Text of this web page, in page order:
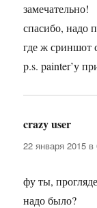
замечательно!
спасибо, надо
где ж сриншот
p.s. painter’у
crazy user
22 января 2015 в
фу ты,
надо было?